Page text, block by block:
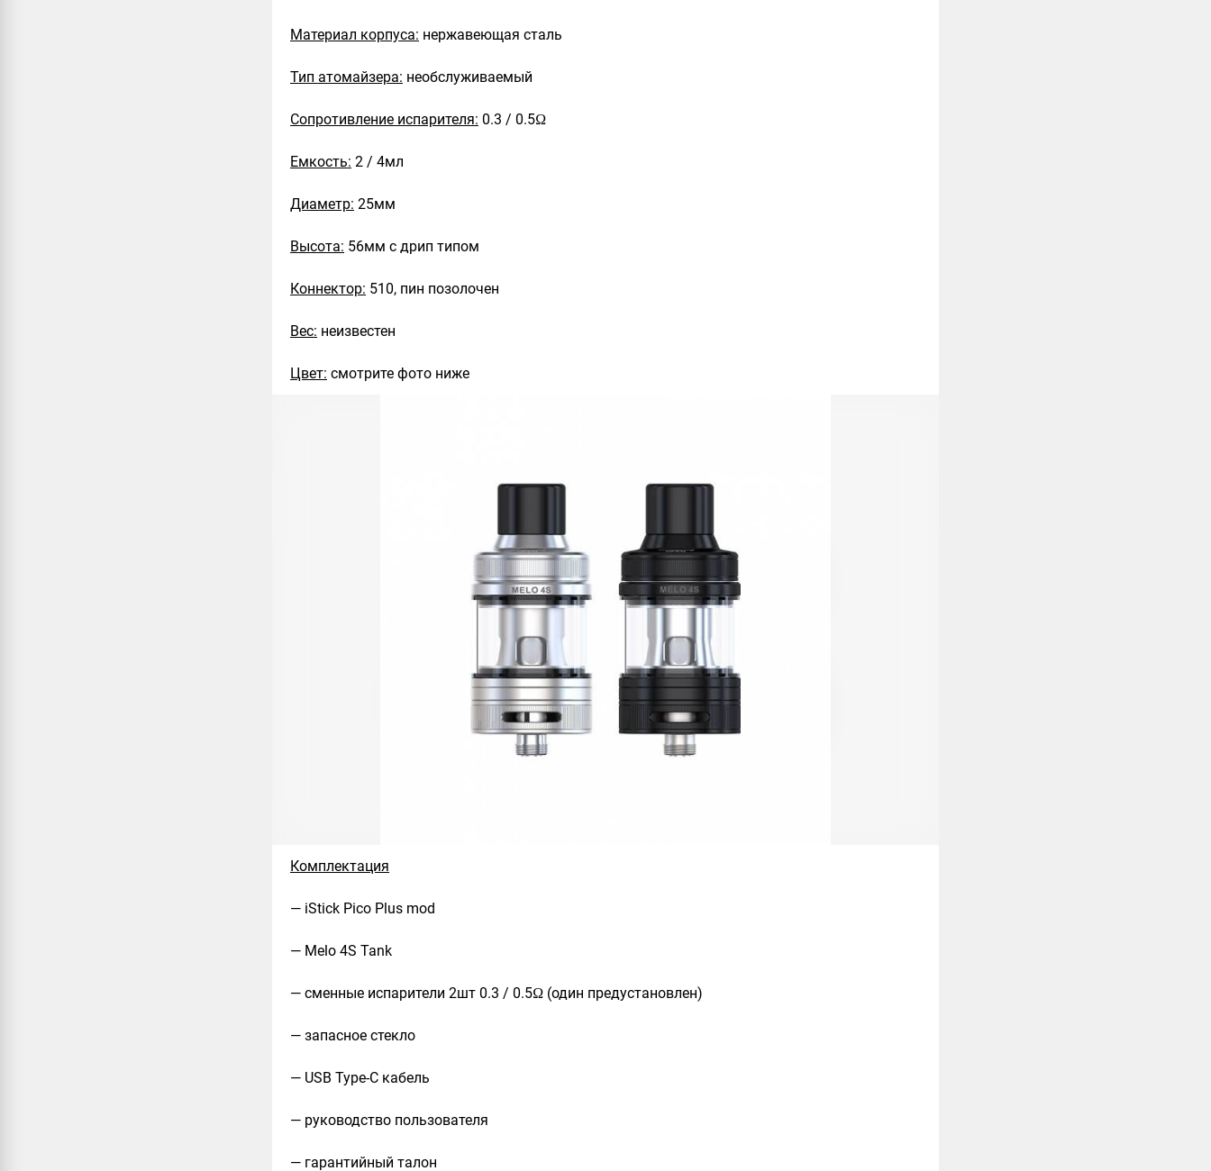
Материал корпуса: нержавеющая сталь
Тип атомайзера: необслуживаемый
Сопротивление испарителя: 0.3 / 0.5Ω
Емкость: 2 / 4мл
Диаметр: 25мм
Высота: 56мм с дрип типом
Коннектор: 510, пин позолочен
Вес: неизвестен
Цвет: смотрите фото ниже
Комплектация
— iStick Pico Plus mod
— Melo 4S Tank
— сменные испарители 2шт 0.3 / 0.5Ω (один предустановлен)
— запасное стекло
— USB Type-C кабель
— руководство пользователя
— гарантийный талон